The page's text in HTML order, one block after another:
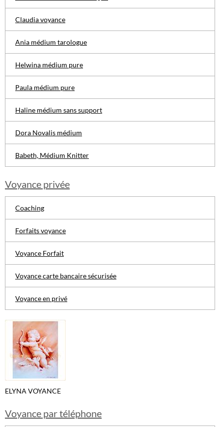
Claudia voyance
Ania médium tarologue
Helwina médium pure
Paula médium pure
Haline médium sans support
Dora Novalis médium
Babeth, Médium Knitter
Voyance privée
Coaching
Forfaits voyance
Voyance Forfait
Voyance carte bancaire sécurisée
Voyance en privé
ELYNA VOYANCE
Voyance par téléphone